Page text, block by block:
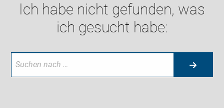
Ich habe nicht gefunden, was
ich gesucht habe: